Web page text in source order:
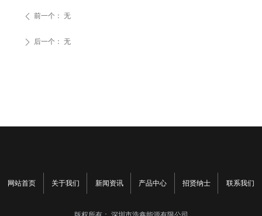
ꄴ 前一个： 无
ꄲ 后一个： 无
网站首页 关于我们 新闻资讯 产品中心 招贤纳士 联系我们